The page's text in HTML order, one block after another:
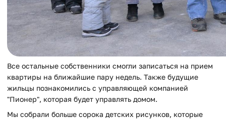
Все остальные собственники смогли записаться на прием
квартиры на ближайшие пару недель. Также будущие
жильцы познакомились с управляющей компанией
"Пионер", которая будет управлять домом.
Мы собрали больше сорока детских рисунков, которые